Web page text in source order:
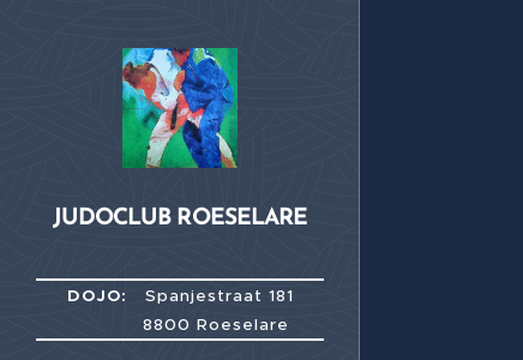
JUDOCLUB ROESELARE
DOJO: Spanjestraat 181
8800 Roeselare